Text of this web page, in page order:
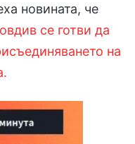
новината, че
се готви да
на